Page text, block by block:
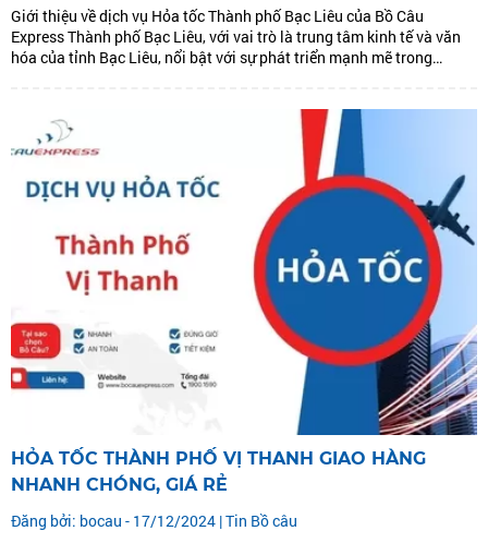
Giới thiệu về dịch vụ Hỏa tốc Thành phố Bạc Liêu của Bồ Câu
Express Thành phố Bạc Liêu, với vai trò là trung tâm kinh tế và văn
hóa của tỉnh Bạc Liêu, nổi bật với sự phát triển mạnh mẽ trong
HỎA TỐC THÀNH PHỐ VỊ THANH GIAO HÀNG
NHANH CHÓNG, GIÁ RẺ
Đăng bởi: bocau - 17/12/2024 |Tin Bồ câu